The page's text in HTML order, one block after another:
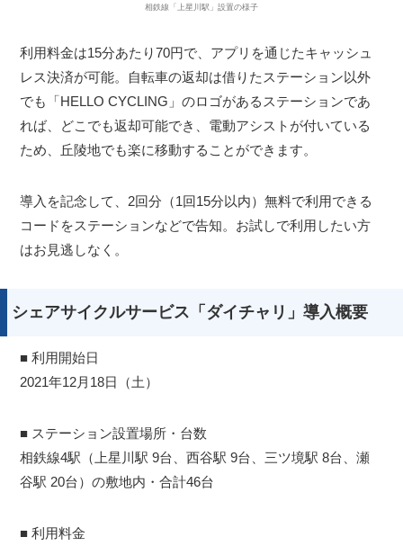
相鉄線「上星川駅」設置の様子
利用料金は15分あたり70円で、アプリを通じたキャッシュ
レス決済が可能。自転車の返却は借りたステーション以外
でも「HELLO CYCLING」のロゴがあるステーションであ
れば、どこでも返却可能でき、電動アシストが付いている
ため、丘陵地でも楽に移動することができます。
導入を記念して、2回分（1回15分以内）無料で利用できる
コードをステーションなどで告知。お試しで利用したい方
はお見逃しなく。
シェアサイクルサービス「ダイチャリ」導入概要
■ 利用開始日
2021年12月18日（土）
■ ステーション設置場所・台数
相鉄線4駅（上星川駅 9台、西谷駅 9台、三ツ境駅 8台、瀬
谷駅 20台）の敷地内・合計46台
■ 利用料金